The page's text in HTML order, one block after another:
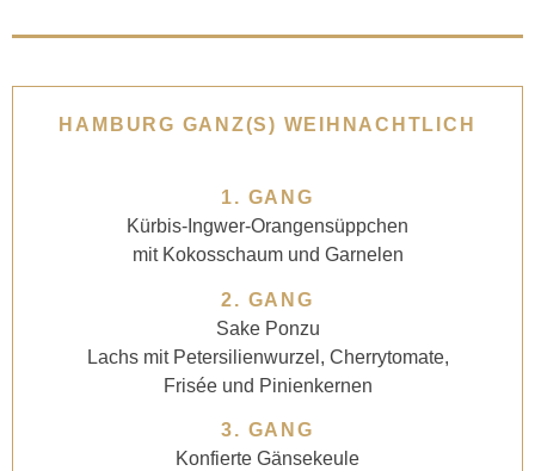
HAMBURG GANZ(S) WEIHNACHTLICH
1. GANG
Kürbis-Ingwer-Orangensüppchen
mit Kokosschaum und Garnelen
2. GANG
Sake Ponzu
Lachs mit Petersilienwurzel, Cherrytomate,
Frisée und Pinienkernen
3. GANG
Konfierte Gänsekeule